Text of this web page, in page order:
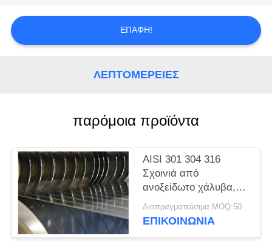
ΈΝΑ
ΑΠΌΣΠΑΣΜΑ
PRIVACY
POLICY
ΕΠΑΦΉ!
ΛΕΠΤΟΜΈΡΕΙΕΣ
παρόμοια προϊόντα
AISI 301 304 316
Σχοινιά από
ανοξείδωτο χάλυβα,
λωρίδες ακριβείας,
φύλλα, πλάκες
Διαπραγματεύσιμα MOQ:500 κλ
ΕΠΙΚΟΙΝΩΝΊΑ